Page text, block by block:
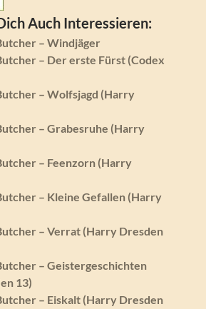
Auch Interessieren:
– Windjäger
– Der erste Fürst (Codex
– Wolfsjagd (Harry
– Grabesruhe (Harry
– Feenzorn (Harry
– Kleine Gefallen (Harry
– Verrat (Harry Dresden
– Geistergeschichten
13)
– Eiskalt (Harry Dresden